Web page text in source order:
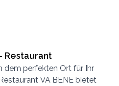
der wunderschönen und
Kapazitäten reichen bis
Restaurant
dem perfekten Ort für Ihr
VA BENE bietet